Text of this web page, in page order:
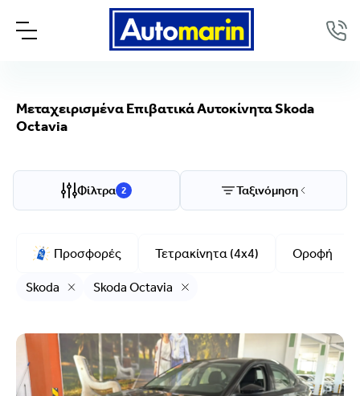
Μεταχειρισμένα Επιβατικά Αυτοκίνητα Skoda
Octavia
Φίλτρα 2 Ταξινόμηση
Προσφορές Τετρακίνητα (4x4) Οροφή
Skoda Skoda Octavia
Επιλογές προβολής
Μάρκα
Μοντέλο
Octavia